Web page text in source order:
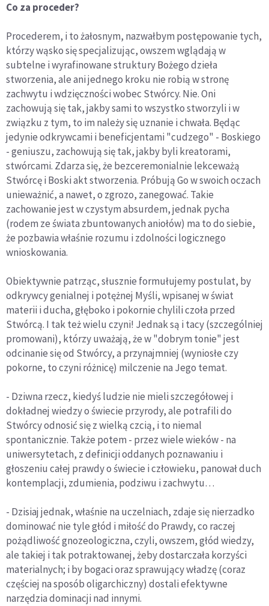
Co za proceder?
Procederem, i to żałosnym, nazwałbym postępowanie tych,
którzy wąsko się specjalizując, owszem wglądają w
subtelne i wyrafinowane struktury Bożego dzieła
stworzenia, ale ani jednego kroku nie robią w stronę
zachwytu i wdzięczności wobec Stwórcy. Nie. Oni
zachowują się tak, jakby sami to wszystko stworzyli i w
związku z tym, to im należy się uznanie i chwała. Będąc
jedynie odkrywcami i beneficjentami "cudzego" - Boskiego
- geniuszu, zachowują się tak, jakby byli kreatorami,
stwórcami. Zdarza się, że bezceremonialnie lekceważą
Stwórcę i Boski akt stworzenia. Próbują Go w swoich oczach
unieważnić, a nawet, o zgrozo, zanegować. Takie
zachowanie jest w czystym absurdem, jednak pycha
(rodem ze świata zbuntowanych aniołów) ma to do siebie,
że pozbawia właśnie rozumu i zdolności logicznego
wnioskowania.
Obiektywnie patrząc, słusznie formułujemy postulat, by
odkrywcy genialnej i potężnej Myśli, wpisanej w świat
materii i ducha, głęboko i pokornie chylili czoła przed
Stwórcą. I tak też wielu czyni! Jednak są i tacy (szczególniej
promowani), którzy uważają, że w "dobrym tonie" jest
odcinanie się od Stwórcy, a przynajmniej (wyniosłe czy
pokorne, to czyni różnicę) milczenie na Jego temat.
- Dziwna rzecz, kiedyś ludzie nie mieli szczegółowej i
dokładnej wiedzy o świecie przyrody, ale potrafili do
Stwórcy odnosić się z wielką czcią, i to niemal
spontanicznie. Także potem - przez wiele wieków - na
uniwersytetach, z definicji oddanych poznawaniu i
głoszeniu całej prawdy o świecie i człowieku, panował duch
kontemplacji, zdumienia, podziwu i zachwytu…
- Dzisiaj jednak, właśnie na uczelniach, zdaje się nierzadko
dominować nie tyle głód i miłość do Prawdy, co raczej
pożądliwość gnozeologiczna, czyli, owszem, głód wiedzy,
ale takiej i tak potraktowanej, żeby dostarczała korzyści
materialnych; i by bogaci oraz sprawujący władzę (coraz
częściej na sposób oligarchiczny) dostali efektywne
narzędzia dominacji nad innymi.